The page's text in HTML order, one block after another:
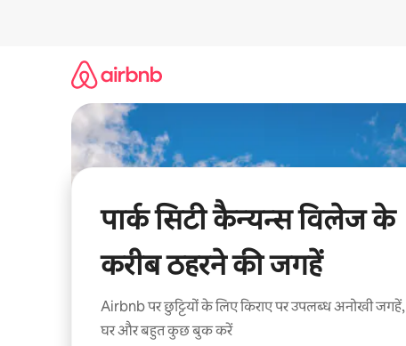
पार्क सिटी कैन्यन्स विलेज के
करीब ठहरने की जगहें
Airbnb पर छुट्टियों के लिए किराए पर उपलब्ध अनोखी जगहें,
घर और बहुत कुछ बुक करें